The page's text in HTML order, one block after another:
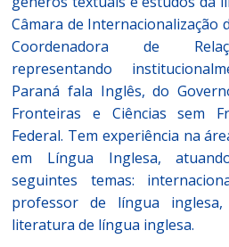
Câmara de Internacionalização
Coordenadora de
representando
Paraná fala Inglês, do
Fronteiras e Ciências sem
Federal. Tem experiência na
em Língua Inglesa,
seguintes temas:
professor de língua
literatura de língua inglesa.